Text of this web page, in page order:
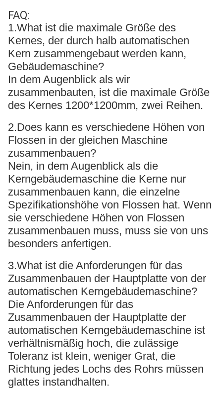
FAQ:
1.What ist die maximale Größe des
Kernes, der durch halb automatischen
Kern zusammengebaut werden kann,
Gebäudemaschine?
In dem Augenblick als wir
zusammenbauten, ist die maximale Größe
des Kernes 1200*1200mm, zwei Reihen.
2.Does kann es verschiedene Höhen von
Flossen in der gleichen Maschine
zusammenbauen?
Nein, in dem Augenblick als die
Kerngebäudemaschine die Kerne nur
zusammenbauen kann, die einzelne
Spezifikationshöhe von Flossen hat. Wenn
sie verschiedene Höhen von Flossen
zusammenbauen muss, muss sie von uns
besonders anfertigen.
3.What ist die Anforderungen für das
Zusammenbauen der Hauptplatte von der
automatischen Kerngebäudemaschine?
Die Anforderungen für das
Zusammenbauen der Hauptplatte der
automatischen Kerngebäudemaschine ist
verhältnismäßig hoch, die zulässige
Toleranz ist klein, weniger Grat, die
Richtung jedes Lochs des Rohrs müssen
glattes instandhalten.